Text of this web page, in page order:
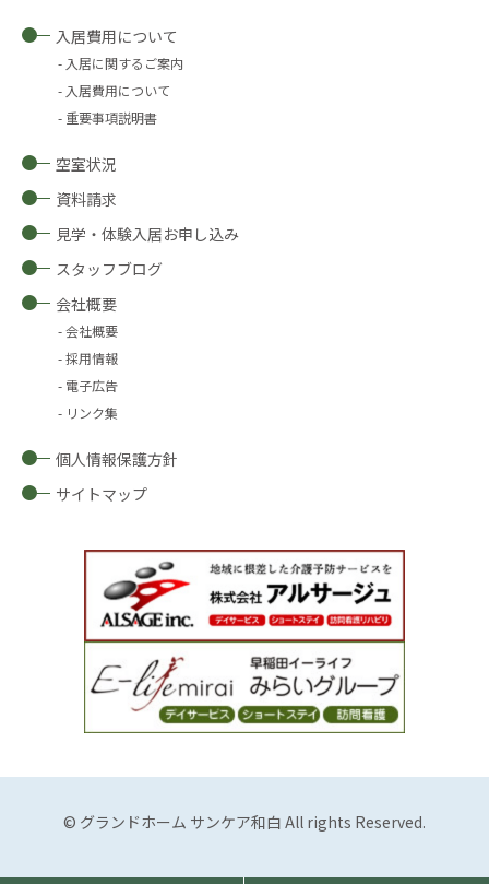
入居費用について
入居に関するご案内
入居費用について
重要事項説明書
空室状況
資料請求
見学・体験入居お申し込み
スタッフブログ
会社概要
会社概要
採用情報
電子広告
リンク集
個人情報保護方針
サイトマップ
© グランドホーム サンケア和白 All rights Reserved.